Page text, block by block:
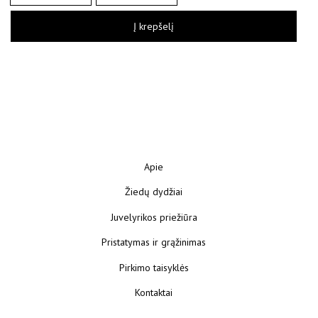
Į krepšelį
Apie
Žiedų dydžiai
Juvelyrikos priežiūra
Pristatymas ir grąžinimas
Pirkimo taisyklės
Kontaktai